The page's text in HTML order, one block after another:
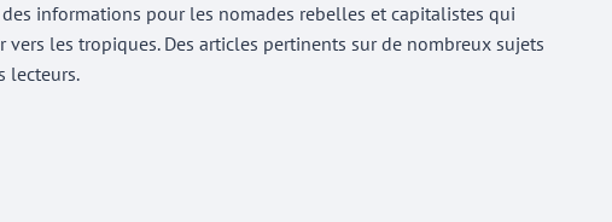
informations pour les nomades rebelles et capitalistes qui
vers les tropiques. Des articles pertinents sur de nombreux sujets
lecteurs.